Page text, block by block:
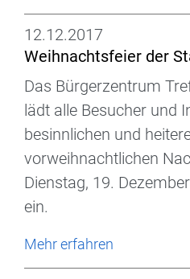
12.12.2017
Weihnachtsfeier der
Das Bürgerzentrum
lädt alle Besucher und
besinnlichen und
vorweihnachtlichen
Dienstag, 19.
ein.
Mehr erfahren